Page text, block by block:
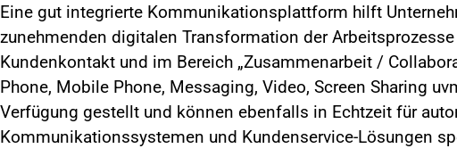
Eine gut integrierte Kommunikationsplattform hilft
zunehmenden digitalen Transformation der
Kundenkontakt und im Bereich „Zusammenarbeit /
Phone, Mobile Phone, Messaging, Video, Screen Sharing
Verfügung gestellt und können ebenfalls in Echtzeit für
Kommunikationssystemen und Kundenservice-Lösungen